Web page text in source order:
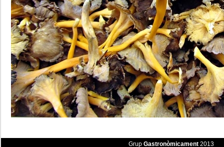
Grup Gastronòmicament2013